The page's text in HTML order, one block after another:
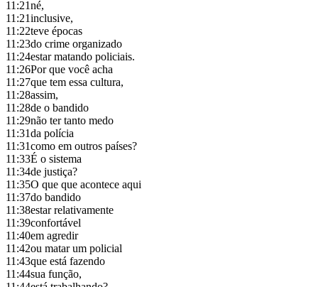
11:21né,
11:21inclusive,
11:22teve épocas
11:23do crime organizado
11:24estar matando policiais.
11:26Por que você acha
11:27que tem essa cultura,
11:28assim,
11:28de o bandido
11:29não ter tanto medo
11:31da polícia
11:31como em outros países?
11:33É o sistema
11:34de justiça?
11:35O que que acontece aqui
11:37do bandido
11:38estar relativamente
11:39confortável
11:40em agredir
11:42ou matar um policial
11:43que está fazendo
11:44sua função,